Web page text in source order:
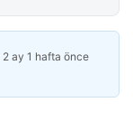
2 ay 1 hafta önce